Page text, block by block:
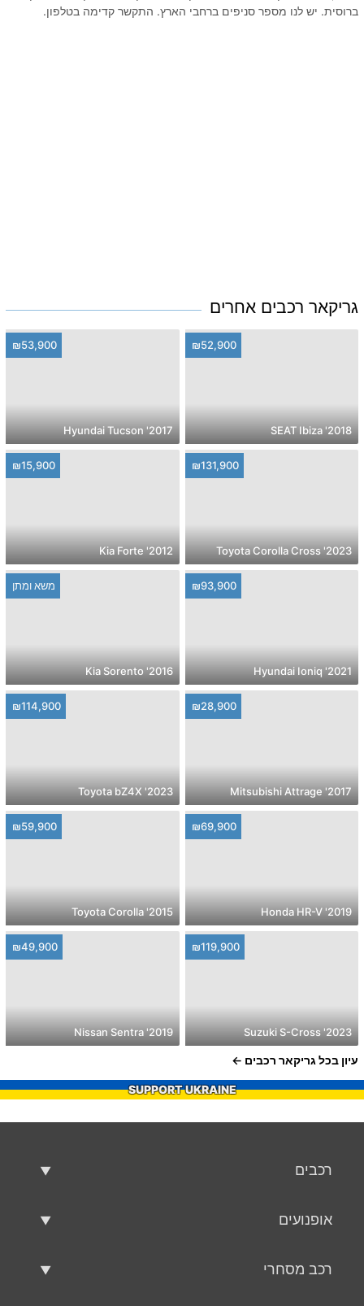
ברוסית. יש לנו מספר סניפים ברחבי הארץ. התקשר קדימה בטלפון.
גריקאר רכבים אחרים
₪52,900
2018' SEAT Ibiza
₪53,900
2017' Hyundai Tucson
₪131,900
2023' Toyota Corolla Cross
₪15,900
2012' Kia Forte
₪93,900
2021' Hyundai Ioniq
משא ומתן
2016' Kia Sorento
₪28,900
2017' Mitsubishi Attrage
₪114,900
2023' Toyota bZ4X
₪69,900
2019' Honda HR-V
₪59,900
2015' Toyota Corolla
₪119,900
2023' Suzuki S-Cross
₪49,900
2019' Nissan Sentra
עיון בכל גריקאר רכבים
SUPPORT UKRAINE
רכבים
אופנועים
רכב מסחרי